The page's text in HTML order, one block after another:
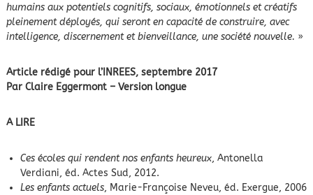
humains aux potentiels cognitifs, sociaux, émotionnels et créatifs
pleinement déployés, qui seront en capacité de construire, avec
intelligence, discernement et bienveillance, une société nouvelle. »
Article rédigé pour l’INREES, septembre 2017
Par Claire Eggermont – Version longue
A LIRE
Ces écoles qui rendent nos enfants heureux, Antonella
Verdiani, éd. Actes Sud, 2012.
Les enfants actuels, Marie-Françoise Neveu, éd. Exergue, 2006